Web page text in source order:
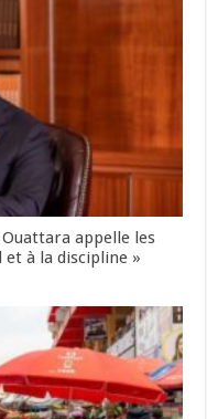
appelle les
et à la discipline »